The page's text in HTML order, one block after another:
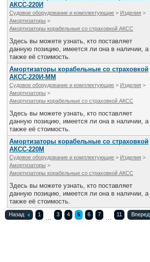
АКСС-220И
Судовое оборудование и комплектующие > Изделия >
Амортизаторы >
Амортизаторы корабельные со страховкой АКСС
Здесь вы можете узнать, кто поставляет
данную позицию, имеется ли она в наличии, а
также её стоимость.
Амортизаторы корабельные со страховкой
АКСС-220И-ММ
Судовое оборудование и комплектующие > Изделия >
Амортизаторы >
Амортизаторы корабельные со страховкой АКСС
Здесь вы можете узнать, кто поставляет
данную позицию, имеется ли она в наличии, а
также её стоимость.
Амортизаторы корабельные со страховкой
АКСС-220М
Судовое оборудование и комплектующие > Изделия >
Амортизаторы >
Амортизаторы корабельные со страховкой АКСС
Здесь вы можете узнать, кто поставляет
данную позицию, имеется ли она в наличии, а
также её стоимость.
Назад 1 ... 3 4 5 6 7 ... 11 Вперед